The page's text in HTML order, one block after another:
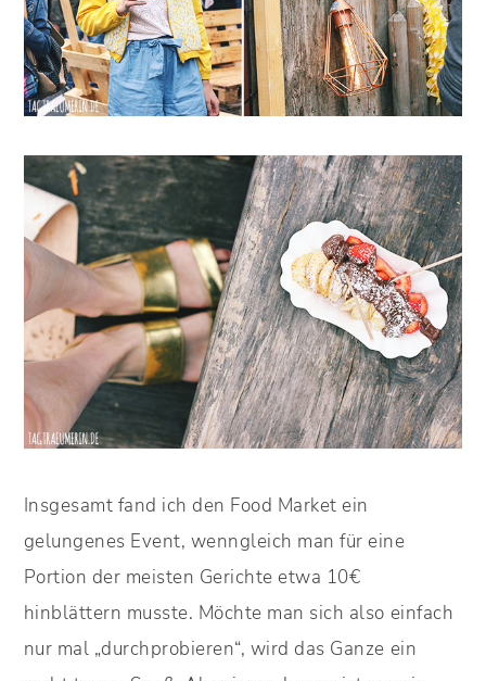
Insgesamt fand ich den Food Market ein
gelungenes Event, wenngleich man für eine
Portion der meisten Gerichte etwa 10€
hinblättern musste. Möchte man sich also einfach
nur mal „durchprobieren“, wird das Ganze ein